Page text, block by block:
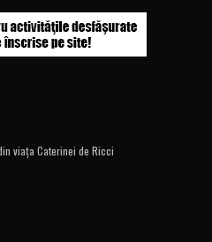
viața Caterinei de Ricci